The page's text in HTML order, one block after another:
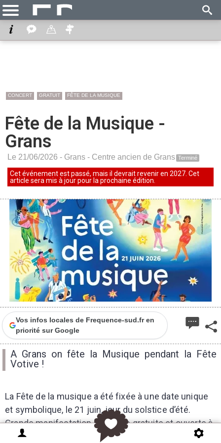
CONCERT GRATUIT FÊTE DE LA MUSIQUE
Fête de la Musique -
Grans
Le 21/06/2026 - Grans - Centre ancien de Grans Terminé
Cet événement est passé, mais il devrait revenir en 2027. Cet
article sera mis à jour pour la prochaine édition.
Vos infos locales de Frequence-sud.fr en
priorité sur Google
A Grans on fête la Musique pendant la Fête
Votive !
La Fête de la musique a été fixée à une date unique
et symbolique, le 21 juin, jour du solstice d’été.
Grande manifestation populaire gratuite et ouverte à
tous les musiciens, amateurs de tous niveaux ou